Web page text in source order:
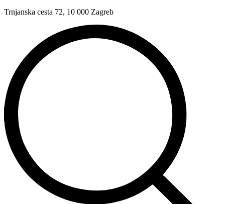
Trnjanska cesta 72, 10 000 Zagreb